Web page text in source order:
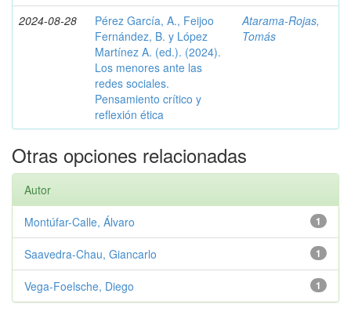
2024-08-28
Pérez García, A., Feijoo
Fernández, B. y López
Martínez A. (ed.). (2024).
Los menores ante las
redes sociales.
Pensamiento crítico y
reflexión ética
Atarama-Rojas,
Tomás
Otras opciones relacionadas
Autor
1
Montúfar-Calle, Álvaro
1
Saavedra-Chau, Giancarlo
1
Vega-Foelsche, Diego